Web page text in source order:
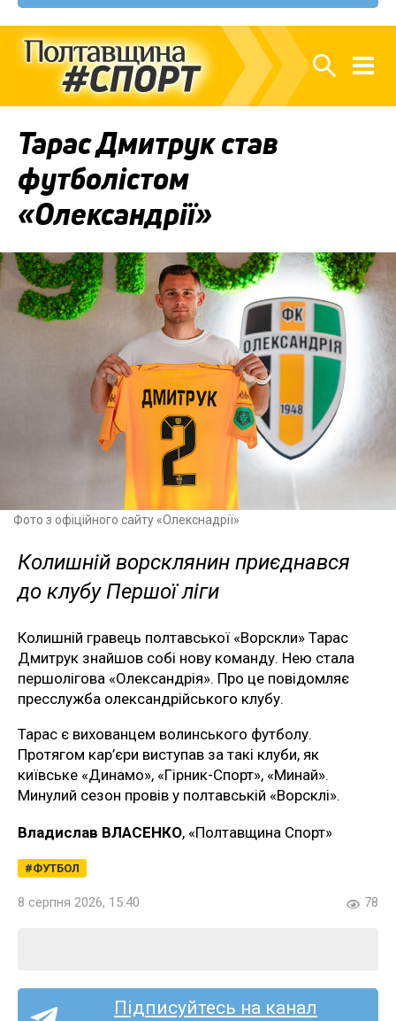
Тарас Дмитрук став
футболістом
«Олександрії»
Фото з офіційного сайту «Олекснадрії»
Колишній ворсклянин приєднався
до клубу Першої ліги
Колишній гравець полтавської «Ворскли» Тарас
Дмитрук знайшов собі нову команду. Нею стала
першолігова «Олександрія». Про це повідомляє
пресслужба олександрійського клубу.
Тарас є вихованцем волинського футболу.
Протягом кар’єри виступав за такі клуби, як
київське «Динамо», «Гірник-Спорт», «Минай».
Минулий сезон провів у полтавській «Ворсклі».
Владислав ВЛАСЕНКО, «Полтавщина Спорт»
ФУТБОЛ
8 серпня 2026, 15:40 78
Підписуйтесь на канал